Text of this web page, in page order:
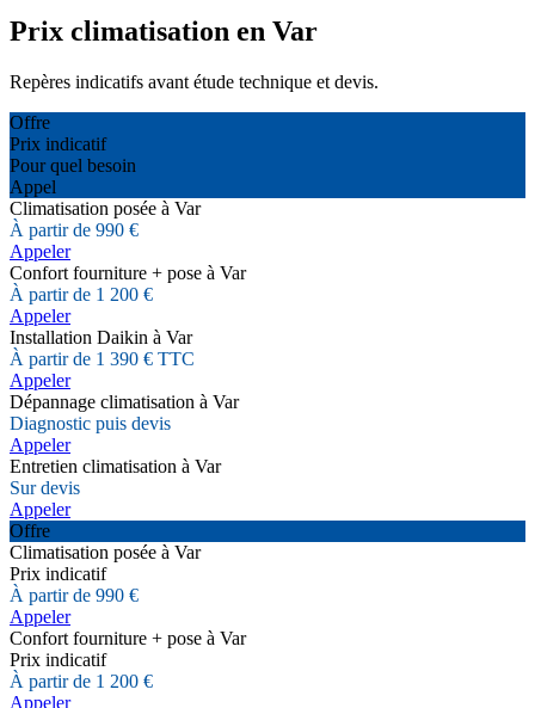
Prix climatisation en Var
Repères indicatifs avant étude technique et devis.
Offre
Prix indicatif
Pour quel besoin
Appel
Climatisation posée à Var
À partir de 990 €
Appeler
Confort fourniture + pose à Var
À partir de 1 200 €
Appeler
Installation Daikin à Var
À partir de 1 390 € TTC
Appeler
Dépannage climatisation à Var
Diagnostic puis devis
Appeler
Entretien climatisation à Var
Sur devis
Appeler
Offre
Climatisation posée à Var
Prix indicatif
À partir de 990 €
Appeler
Confort fourniture + pose à Var
Prix indicatif
À partir de 1 200 €
Appeler